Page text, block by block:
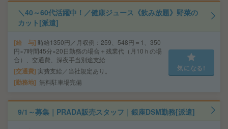
＼40～60代活躍中！／健康ジュース《飲み放題》野菜の
カット[派遣]
給 与 時給1350円／月収例：259、548円＝1、350
円×7時間45分×20日勤務の場合＋残業代（月10ｈの場
合）、交通費、深夜手当別途支給
交通費 実費支給／当社規定あり。
勤務地 無料駐車場完備
気になる!
9/1～募集｜PRADA販売スタッフ｜銀座DSM勤務[派遣]